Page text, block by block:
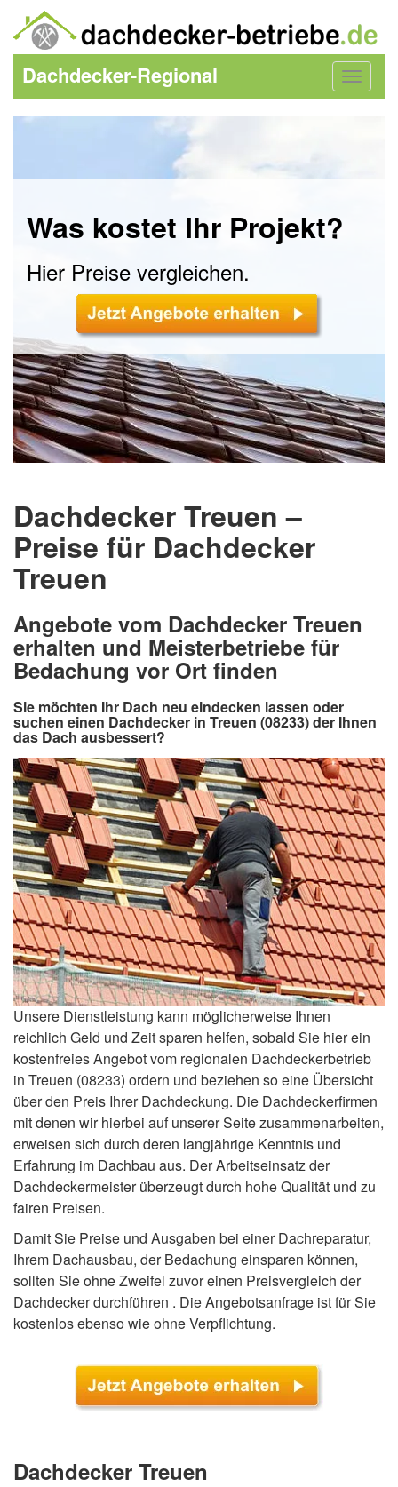
Toggle
Dachdecker-Regional
Was kostet Ihr Projekt?
Hier Preise vergleichen.
Dachdecker Treuen –
Preise für Dachdecker
Treuen
Angebote vom Dachdecker Treuen
erhalten und Meisterbetriebe für
Bedachung vor Ort finden
Sie möchten Ihr Dach neu eindecken lassen oder
suchen einen Dachdecker in Treuen (08233) der Ihnen
das Dach ausbessert?
Unsere Dienstleistung kann möglicherweise Ihnen
reichlich Geld und Zeit sparen helfen, sobald Sie hier ein
kostenfreies Angebot vom regionalen Dachdeckerbetrieb
in Treuen (08233) ordern und beziehen so eine Übersicht
über den Preis Ihrer Dachdeckung. Die Dachdeckerfirmen
mit denen wir hierbei auf unserer Seite zusammenarbeiten,
erweisen sich durch deren langjährige Kenntnis und
Erfahrung im Dachbau aus. Der Arbeitseinsatz der
Dachdeckermeister überzeugt durch hohe Qualität und zu
fairen Preisen.
Damit Sie Preise und Ausgaben bei einer Dachreparatur,
Ihrem Dachausbau, der Bedachung einsparen können,
sollten Sie ohne Zweifel zuvor einen Preisvergleich der
Dachdecker durchführen . Die Angebotsanfrage ist für Sie
kostenlos ebenso wie ohne Verpflichtung.
Dachdecker Treuen